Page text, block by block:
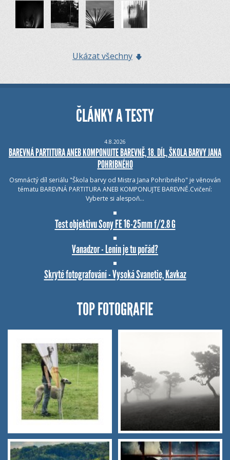
Ukázat všechny
ČLÁNKY A TESTY
4.8.2026
BAREVNÁ PARTITURA ANEB KOMPONUJTE BAREVNĚ, 18. DÍL, ŠKOLA BARVY JANA
POHRIBNÉHO
Osmnáctý díl seriálu "Škola barvy od Mistra Jana Pohribného" je věnován
tématu BAREVNÁ PARTITURA ANEB KOMPONUJTE BAREVNĚ.Cvičení:
Vyberte si alespoň…
Test objektivu Sony FE 16-25mm f/2.8 G
Vanadzor - Lenin je tu pořád?
Skryté fotografování - Vysoká Svanetie, Kavkaz
TOP FOTOGRAFIE